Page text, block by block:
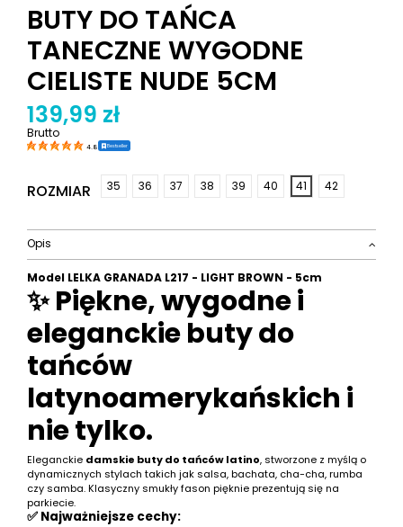
BUTY DO TAŃCA
TANECZNE WYGODNE
CIELISTE NUDE 5CM
139,99 zł
Brutto
4.8 Bestseller
ROZMIAR 35 36 37 38 39 40 41 42
Opis
Model LELKA GRANADA L217 - LIGHT BROWN - 5cm
✨ Piękne, wygodne i
eleganckie buty do
tańców
latynoamerykańskich i
nie tylko.
Eleganckie damskie buty do tańców latino, stworzone z myślą o
dynamicznych stylach takich jak salsa, bachata, cha-cha, rumba
czy samba. Klasyczny smukły fason pięknie prezentują się na
parkiecie.
✅ Najważniejsze cechy: